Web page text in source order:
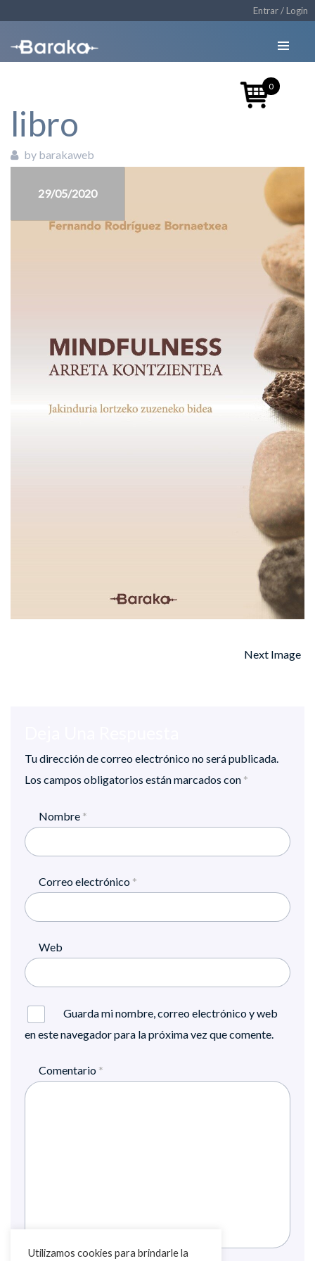
Entrar / Login
libro
by barakaweb
29/05/2020
Next Image
Tu dirección de correo electrónico no será publicada.
Los campos obligatorios están marcados con *
Nombre *
Correo electrónico *
Web
Guarda mi nombre, correo electrónico y web
en este navegador para la próxima vez que comente.
Comentario *
Utilizamos cookies para brindarle la
0